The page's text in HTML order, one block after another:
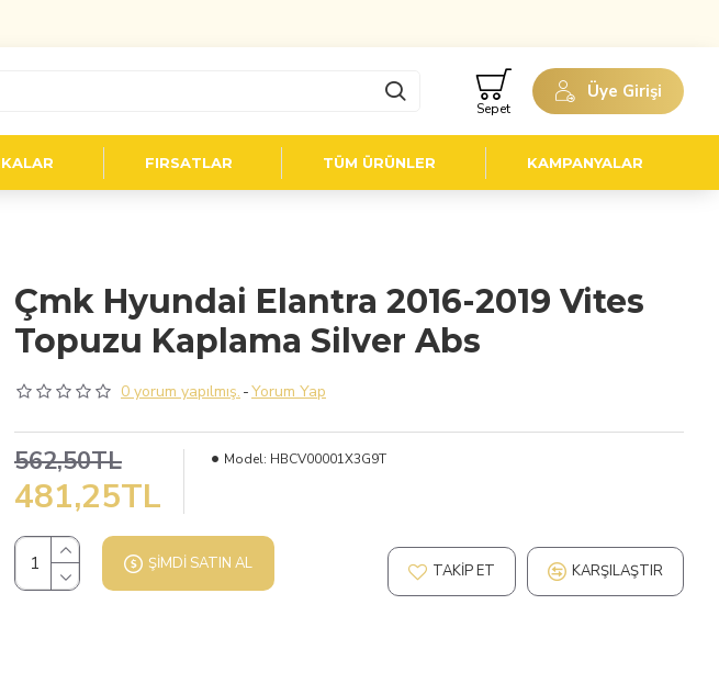
Üye Girişi
Sepet
FIRSATLAR TÜM ÜRÜNLER KAMPANYALAR
Çmk Hyundai Elantra 2016-2019 Vites
Topuzu Kaplama Silver Abs
0 yorum yapılmış. -Yorum Yap
481,25TL
562,50TL Model: HBCV00001X3G9T
ŞIMDI SATIN AL TAKIP ET KARŞILAŞTIR